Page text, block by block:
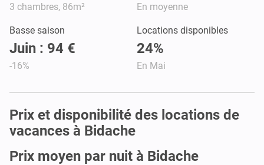
3 chambres, 86m² En moyenne
Basse saison
Juin : 94 €
-16%
Locations disponibles
24%
En Mai
Prix et disponibilité des locations de
vacances à Bidache
Prix moyen par nuit à Bidache